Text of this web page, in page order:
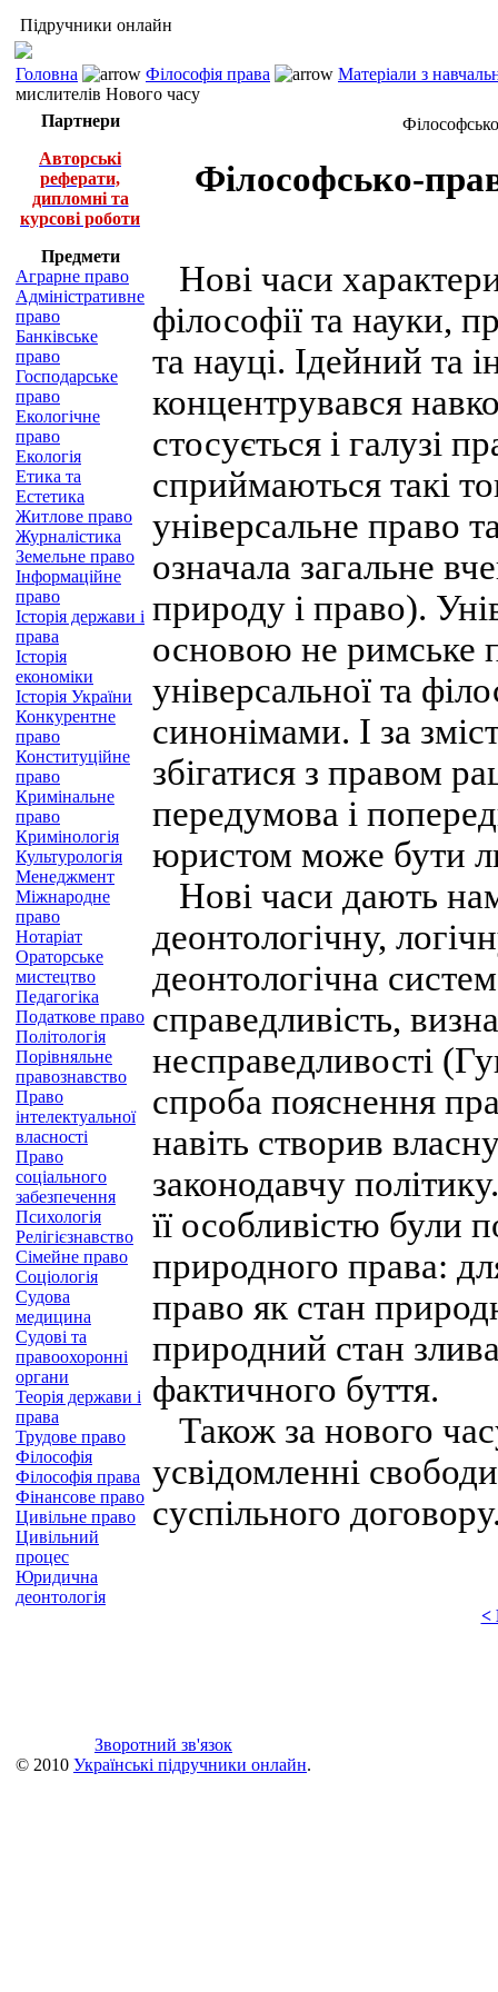
Підручники онлайн
Головна Філософія права
Матеріали з
мислителів Нового часу
Партнери
Авторські
реферати,
дипломні та
курсові роботи
Предмети
Аграрне право
Адміністративне
право
Банківське
право
Господарське
право
Екологічне
право
Екологія
Етика та
Естетика
Житлове право
Журналістика
Земельне право
Інформаційне
право
Історія держави і
права
Історія
економіки
Історія України
Конкурентне
право
Конституційне
право
Кримінальне
право
Кримінологія
Культурологія
Менеджмент
Міжнародне
право
Нотаріат
Ораторське
мистецтво
Педагогіка
Податкове право
Політологія
Порівняльне
правознавство
Право
інтелектуальної
власності
Право
соціального
забезпечення
Психологія
Релігієзнавство
Сімейне право
Соціологія
Судова
медицина
Судові та
правоохоронні
органи
Теорія держави і
права
Трудове право
Філософія
Філософія права
Фінансове право
Цивільне право
Цивільний
процес
Юридична
деонтологія
Філософсько-
Нові часи
філософії та науки,
та науці. Ідейний та
концентрувався
стосується і галузі
сприймаються такі
універсальне право
означала загальне
природу і право).
основою не римське
універсальної та
синонімами. І за
збігатися з правом
передумова і
юристом може бути
Нові часи дають
деонтологічну,
деонтологічна
справедливість,
несправедливості
спроба пояснення
навіть створив
законодавчу
її особливістю були
природного права:
право як стан
природний стан
фактичного буття.
Також за нового
усвідомленні
суспільного
<
Зворотний зв'язок
© 2010 Українські підручники онлайн.